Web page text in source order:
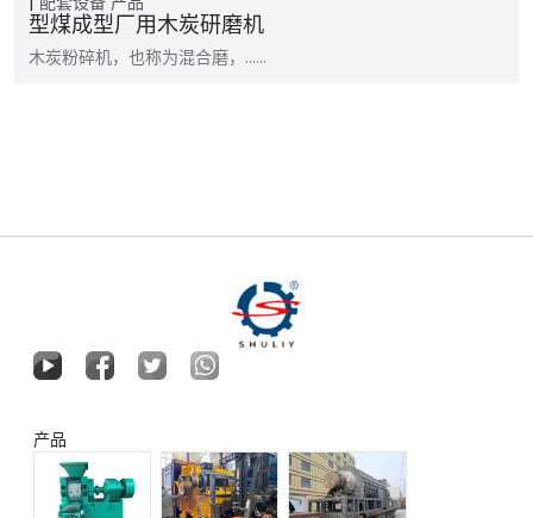
型煤成型厂用木炭研磨机
木炭粉碎机，也称为混合磨，……
产品